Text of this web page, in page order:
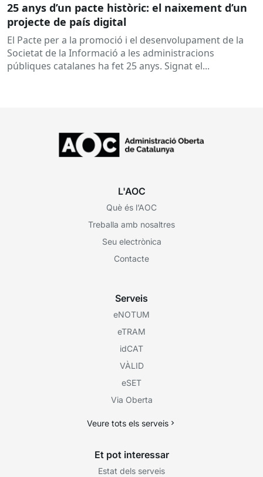
25 anys d’un pacte històric: el naixement d’un
projecte de país digital
El Pacte per a la promoció i el desenvolupament de la
Societat de la Informació a les administracions
públiques catalanes ha fet 25 anys. Signat el...
L'AOC
Què és l’AOC
Treballa amb nosaltres
Seu electrònica
Contacte
Serveis
eNOTUM
eTRAM
idCAT
VÀLID
eSET
Via Oberta
Veure tots els serveis
Et pot interessar
Estat dels serveis